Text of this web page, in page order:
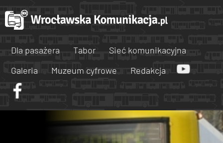
Dla pasażera Tabor
Sieć komunikacyjna
Galeria
Muzeum cyfrowe Redakcja